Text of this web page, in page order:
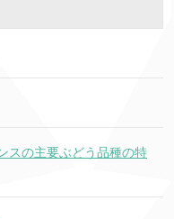
スの主要ぶどう品種の特